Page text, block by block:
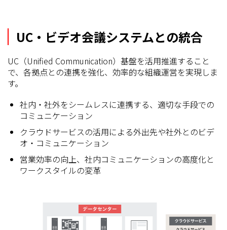
UC・ビデオ会議システムとの統合
UC（Unified Communication）基盤を活用推進すること
で、各拠点との連携を強化、効率的な組織運営を実現しま
す。
社内・社外をシームレスに連携する、適切な手段での
コミュニケーション
クラウドサービスの活用による外出先や社外とのビデ
オ・コミュニケーション
営業効率の向上、社内コミュニケーションの高度化と
ワークスタイルの変革